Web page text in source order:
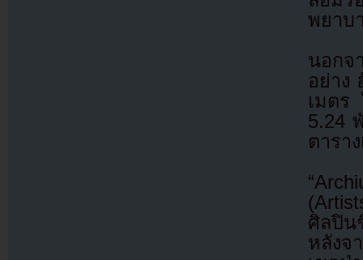
พยาบ
นอกจ
อย่าง
เมตร
5.24
ตารา
ศิลปิน
หลังจ